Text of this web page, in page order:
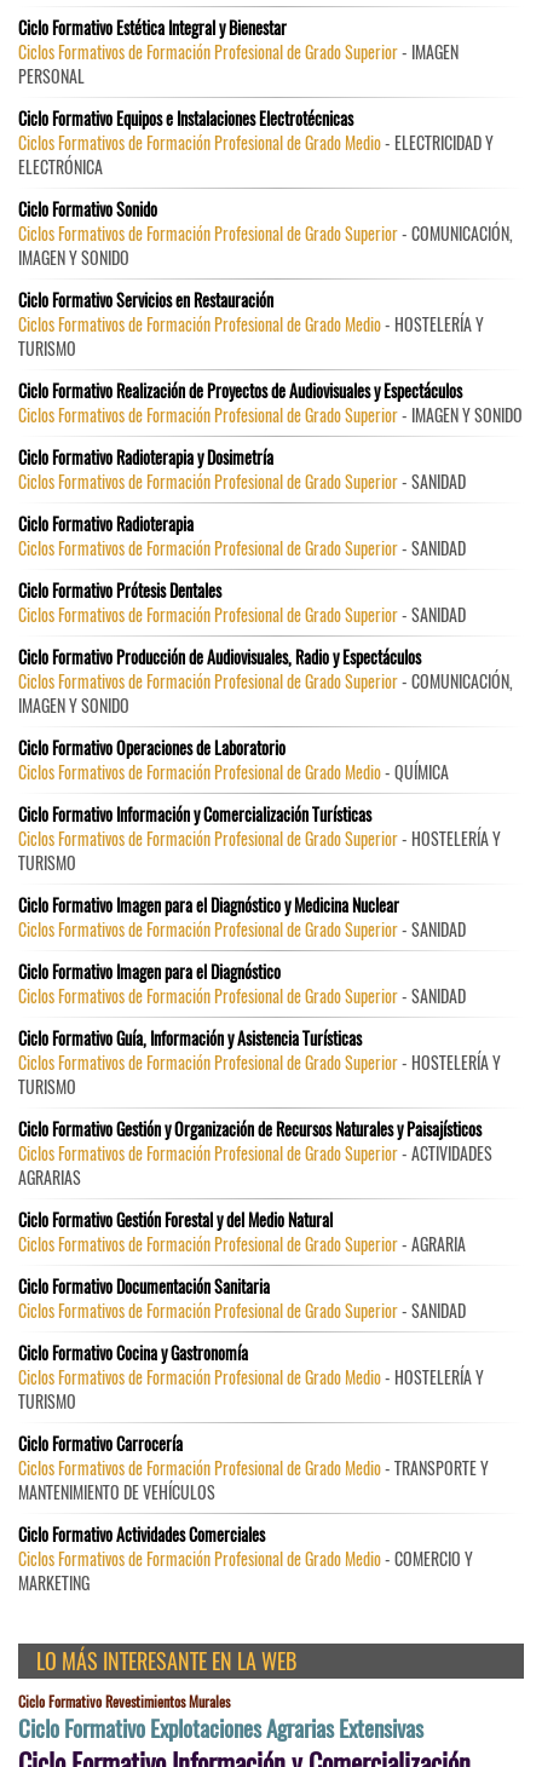
Ciclo Formativo Estética Integral y Bienestar
Ciclos Formativos de Formación Profesional de Grado Superior- IMAGEN
PERSONAL
Ciclo Formativo Equipos e Instalaciones Electrotécnicas
Ciclos Formativos de Formación Profesional de Grado Medio- ELECTRICIDAD Y
ELECTRÓNICA
Ciclo Formativo Sonido
Ciclos Formativos de Formación Profesional de Grado Superior- COMUNICACIÓN,
IMAGEN Y SONIDO
Ciclo Formativo Servicios en Restauración
Ciclos Formativos de Formación Profesional de Grado Medio- HOSTELERÍA Y
TURISMO
Ciclo Formativo Realización de Proyectos de Audiovisuales y Espectáculos
Ciclos Formativos de Formación Profesional de Grado Superior- IMAGEN Y SONIDO
Ciclo Formativo Radioterapia y Dosimetría
Ciclos Formativos de Formación Profesional de Grado Superior- SANIDAD
Ciclo Formativo Radioterapia
Ciclos Formativos de Formación Profesional de Grado Superior- SANIDAD
Ciclo Formativo Prótesis Dentales
Ciclos Formativos de Formación Profesional de Grado Superior- SANIDAD
Ciclo Formativo Producción de Audiovisuales, Radio y Espectáculos
Ciclos Formativos de Formación Profesional de Grado Superior- COMUNICACIÓN,
IMAGEN Y SONIDO
Ciclo Formativo Operaciones de Laboratorio
Ciclos Formativos de Formación Profesional de Grado Medio- QUÍMICA
Ciclo Formativo Información y Comercialización Turísticas
Ciclos Formativos de Formación Profesional de Grado Superior- HOSTELERÍA Y
TURISMO
Ciclo Formativo Imagen para el Diagnóstico y Medicina Nuclear
Ciclos Formativos de Formación Profesional de Grado Superior- SANIDAD
Ciclo Formativo Imagen para el Diagnóstico
Ciclos Formativos de Formación Profesional de Grado Superior- SANIDAD
Ciclo Formativo Guía, Información y Asistencia Turísticas
Ciclos Formativos de Formación Profesional de Grado Superior- HOSTELERÍA Y
TURISMO
Ciclo Formativo Gestión y Organización de Recursos Naturales y Paisajísticos
Ciclos Formativos de Formación Profesional de Grado Superior- ACTIVIDADES
AGRARIAS
Ciclo Formativo Gestión Forestal y del Medio Natural
Ciclos Formativos de Formación Profesional de Grado Superior- AGRARIA
Ciclo Formativo Documentación Sanitaria
Ciclos Formativos de Formación Profesional de Grado Superior- SANIDAD
Ciclo Formativo Cocina y Gastronomía
Ciclos Formativos de Formación Profesional de Grado Medio- HOSTELERÍA Y
TURISMO
Ciclo Formativo Carrocería
Ciclos Formativos de Formación Profesional de Grado Medio- TRANSPORTE Y
MANTENIMIENTO DE VEHÍCULOS
Ciclo Formativo Actividades Comerciales
Ciclos Formativos de Formación Profesional de Grado Medio- COMERCIO Y
MARKETING
LO MÁS INTERESANTE EN LA WEB
Ciclo Formativo Revestimientos Murales
Ciclo Formativo Explotaciones Agrarias Extensivas